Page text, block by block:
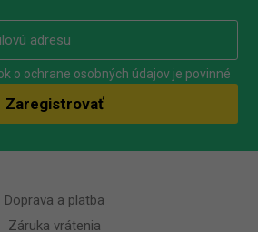
o ochrane osobných údajov je povinné
Doprava a platba
Záruka vrátenia